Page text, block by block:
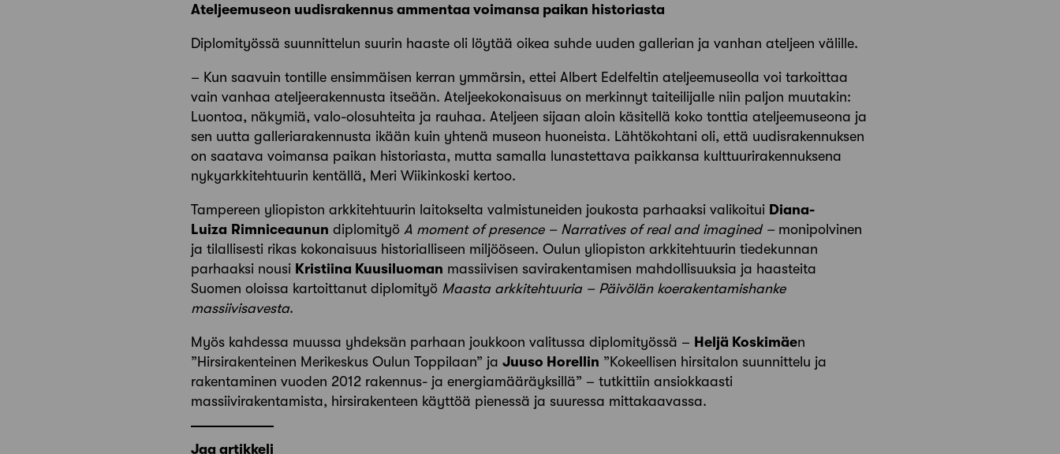
Ateljeemuseon uudisrakennus ammentaa voimansa paikan historiasta
Diplomityössä suunnittelun suurin haaste oli löytää oikea suhde uuden gallerian ja vanhan ateljeen välille.
– Kun saavuin tontille ensimmäisen kerran ymmärsin, ettei Albert Edelfeltin ateljeemuseolla voi tarkoittaa
vain vanhaa ateljeerakennusta itseään. Ateljeekokonaisuus on merkinnyt taiteilijalle niin paljon muutakin:
Luontoa, näkymiä, valo-olosuhteita ja rauhaa. Ateljeen sijaan aloin käsitellä koko tonttia ateljeemuseona ja
sen uutta galleriarakennusta ikään kuin yhtenä museon huoneista. Lähtökohtani oli, että uudisrakennuksen
on saatava voimansa paikan historiasta, mutta samalla lunastettava paikkansa kulttuurirakennuksena
nykyarkkitehtuurin kentällä, Meri Wiikinkoski kertoo.
Tampereen yliopiston arkkitehtuurin laitokselta valmistuneiden joukosta parhaaksi valikoitui Diana-
Luiza Rimniceaunun diplomityö A moment of presence – Narratives of real and imagined – monipolvinen
ja tilallisesti rikas kokonaisuus historialliseen miljööseen. Oulun yliopiston arkkitehtuurin tiedekunnan
parhaaksi nousi Kristiina Kuusiluoman massiivisen savirakentamisen mahdollisuuksia ja haasteita
Suomen oloissa kartoittanut diplomityö Maasta arkkitehtuuria – Päivölän koerakentamishanke
massiivisavesta.
Myös kahdessa muussa yhdeksän parhaan joukkoon valitussa diplomityössä – Heljä Koskimäen
”Hirsirakenteinen Merikeskus Oulun Toppilaan” ja Juuso Horellin ”Kokeellisen hirsitalon suunnittelu ja
rakentaminen vuoden 2012 rakennus- ja energiamääräyksillä” – tutkittiin ansiokkaasti
massiivirakentamista, hirsirakenteen käyttöä pienessä ja suuressa mittakaavassa.
Jaa artikkeli